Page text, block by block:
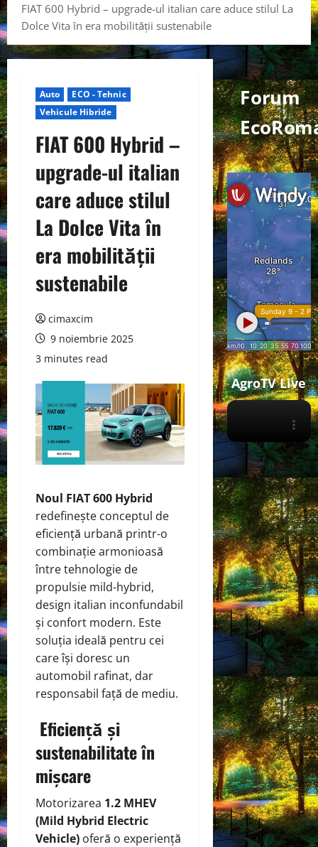
FIAT 600 Hybrid – upgrade-ul italian care aduce stilul La
Dolce Vita în era mobilității sustenabile
Auto
ECO - Tehnic
Vehicule Hibride
FIAT 600 Hybrid –
upgrade-ul italian
care aduce stilul
La Dolce Vita în
era mobilității
sustenabile
cimaxcim
9 noiembrie 2025
3 minutes read
Noul FIAT 600 Hybrid
redefinește conceptul de
eficiență urbană printr-o
combinație armonioasă
între tehnologie de
propulsie mild-hybrid,
design italian inconfundabil
și confort modern. Este
soluția ideală pentru cei
care își doresc un
automobil rafinat, dar
responsabil față de mediu.
Eficiență și
sustenabilitate în
mișcare
Motorizarea 1.2 MHEV
(Mild Hybrid Electric
Vehicle) oferă o experiență
Forum
AgroTV Live